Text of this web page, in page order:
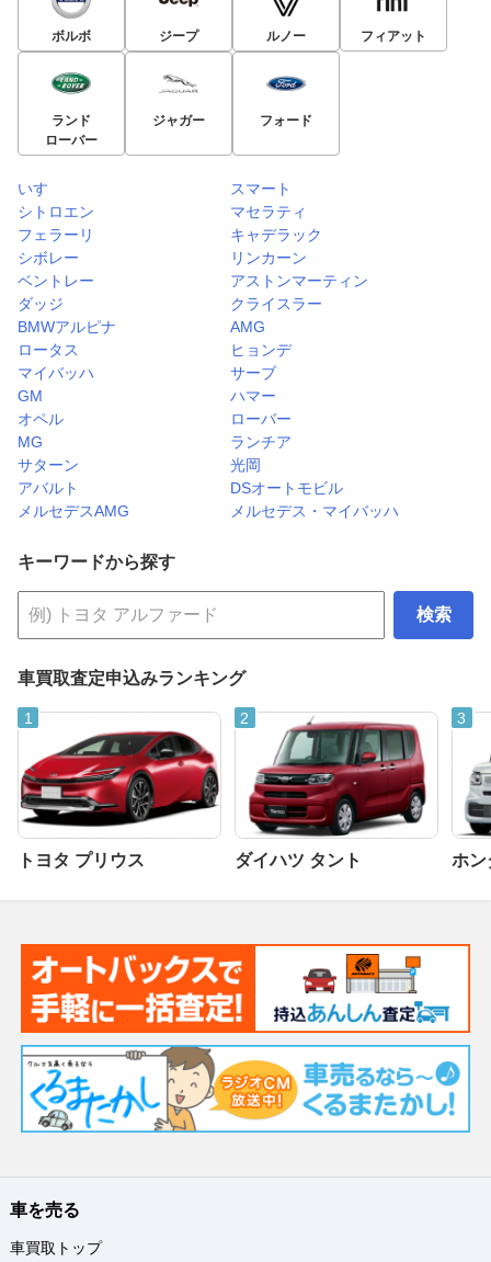
ボルボ ジープ ルノー フィアット
ランド
ローバー
ジャガー フォード
いすゞ
スマート
シトロエン
マセラティ
フェラーリ
キャデラック
シボレー
リンカーン
ベントレー
アストンマーティン
ダッジ
クライスラー
BMWアルピナ
AMG
ロータス
ヒョンデ
マイバッハ
サーブ
GM
ハマー
オペル
ローバー
MG
ランチア
サターン
光岡
アバルト
DSオートモビル
メルセデスAMG
メルセデス・マイバッハ
キーワードから探す
検索
車買取査定申込みランキング
トヨタ プリウス ダイハツ タント ホン
車を売る
車買取トップ